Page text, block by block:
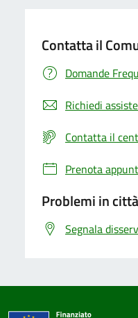
Contatta il
Domande
Richiedi
Contatta il
Prenota
Problemi in città
Segnala